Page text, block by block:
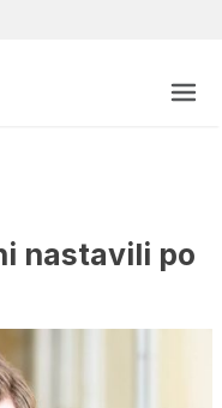
nastavili po